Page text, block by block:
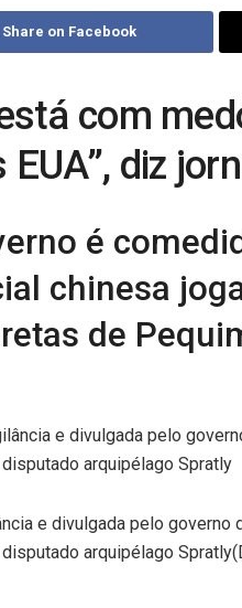
Share on Facebook
com
diz
é
chinesa
de
e divulgada pelo governo
arquipélago Spratly